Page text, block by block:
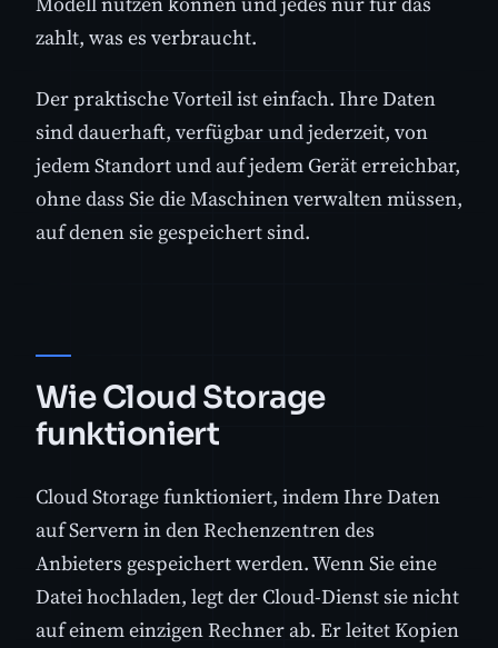
zahlt, was es verbraucht.
Der praktische Vorteil ist einfach. Ihre Daten
sind dauerhaft, verfügbar und jederzeit, von
jedem Standort und auf jedem Gerät erreichbar,
ohne dass Sie die Maschinen verwalten müssen,
auf denen sie gespeichert sind.
Wie Cloud Storage
funktioniert
Cloud Storage funktioniert, indem Ihre Daten
auf Servern in den Rechenzentren des
Anbieters gespeichert werden. Wenn Sie eine
Datei hochladen, legt der Cloud-Dienst sie nicht
auf einem einzigen Rechner ab. Er leitet Kopien